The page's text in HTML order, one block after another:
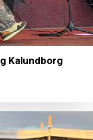
Kalundborg